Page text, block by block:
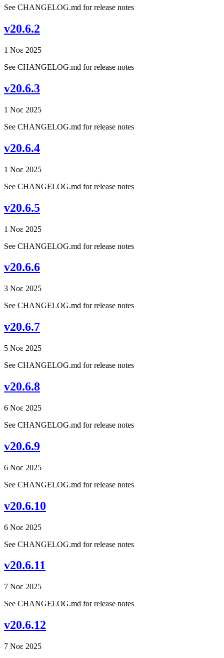
See CHANGELOG.md for release notes
v20.6.2
1 Νοε 2025
See CHANGELOG.md for release notes
v20.6.3
1 Νοε 2025
See CHANGELOG.md for release notes
v20.6.4
1 Νοε 2025
See CHANGELOG.md for release notes
v20.6.5
1 Νοε 2025
See CHANGELOG.md for release notes
v20.6.6
3 Νοε 2025
See CHANGELOG.md for release notes
v20.6.7
5 Νοε 2025
See CHANGELOG.md for release notes
v20.6.8
6 Νοε 2025
See CHANGELOG.md for release notes
v20.6.9
6 Νοε 2025
See CHANGELOG.md for release notes
v20.6.10
6 Νοε 2025
See CHANGELOG.md for release notes
v20.6.11
7 Νοε 2025
See CHANGELOG.md for release notes
v20.6.12
7 Νοε 2025